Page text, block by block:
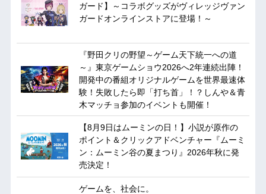
ガード】～コラボグッズがヴィレッジヴァン
ガードオンラインストアに登場！～
『野田クリの野望～ゲーム天下統一への道
～』東京ゲームショウ2026へ2年連続出陣！
開発中の番組オリジナルゲームを世界最速体
験！失敗したら即「打ち首」！？しんや＆青
木マッチョ参加のイベントも開催！
【8月9日はムーミンの日！】小説が原作の
ポイント＆クリックアドベンチャー『ムーミ
ン：ムーミン谷の夏まつり』2026年秋に発
売決定！
ゲームを、社会に。